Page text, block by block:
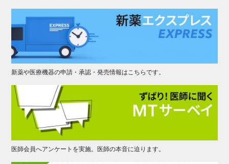
新薬や医療機器の申請・承認・発売情報はこちらです。
医師会員へアンケートを実施。医師の本音に迫ります。